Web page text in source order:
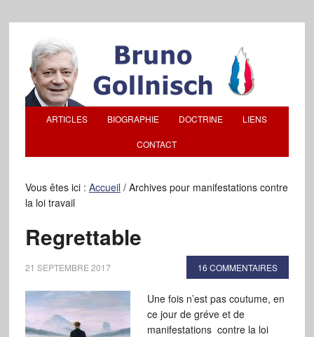
ARTICLES BIOGRAPHIE DOCTRINE LIENS
CONTACT
Vous êtes ici : Accueil /Archives pour manifestations contre
la loi travail
Regrettable
21 SEPTEMBRE 2017 16 COMMENTAIRES
Une fois n’est pas coutume, en
ce jour de gréve et de
manifestations contre la loi